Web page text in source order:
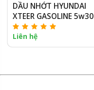
DẦU NHỚT HYUNDAI
XTEER GASOLINE 5w30
Liên hệ